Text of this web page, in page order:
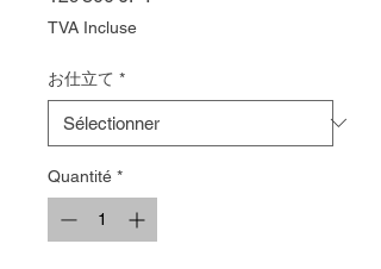
TVA Incluse
お仕立て *
Quantité *